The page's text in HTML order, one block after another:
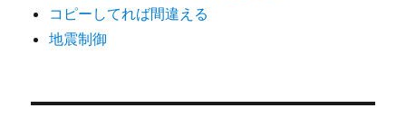
コピーしてれば間違える
地震制御